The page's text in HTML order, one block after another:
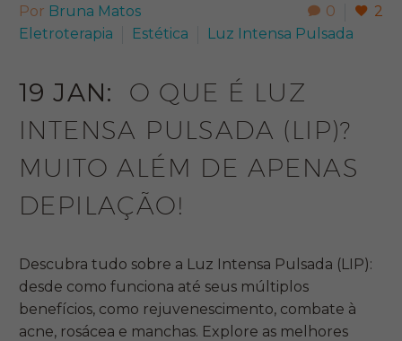
0 2
Por Bruna Matos
Eletroterapia
Estética Luz Intensa Pulsada
19 JAN:
O QUE É LUZ
INTENSA PULSADA (LIP)?
MUITO ALÉM DE APENAS
DEPILAÇÃO!
Descubra tudo sobre a Luz Intensa Pulsada (LIP):
desde como funciona até seus múltiplos
benefícios, como rejuvenescimento, combate à
acne, rosácea e manchas. Explore as melhores